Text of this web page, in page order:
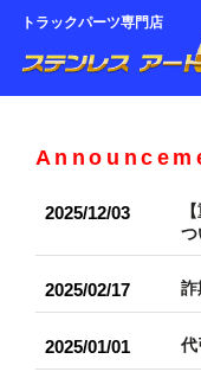
トラックパーツ専門店
2025/12/03
つ
2025/02/17 詐
2025/01/01 代